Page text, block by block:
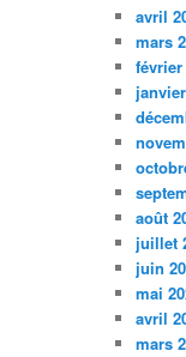
avril
mars
février
août
juillet
juin
mai
avril
mars